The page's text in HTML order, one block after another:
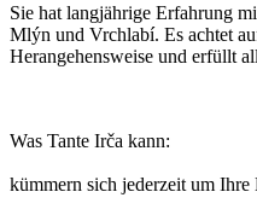
Sie hat langjährige Erfahrung
Mlýn und Vrchlabí. Es achtet
Herangehensweise und erfüllt
Was Tante Irča kann:
kümmern sich jederzeit um